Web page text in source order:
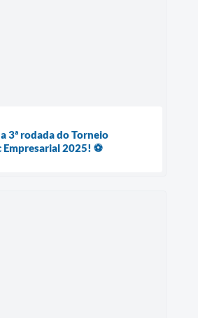
3ª rodada do Torneio
Empresarial 2025! ⚽️